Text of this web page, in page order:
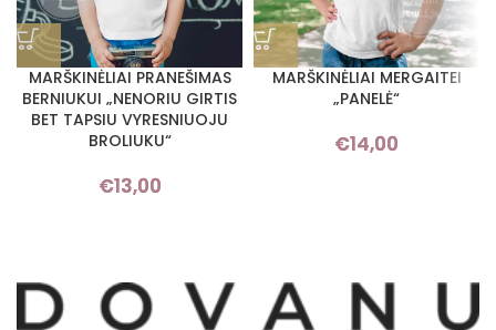
MARŠKINĖLIAI PRANEŠIMAS
BERNIUKUI „NENORIU GIRTIS
BET TAPSIU VYRESNIUOJU
BROLIUKU“
€13,00
MARŠKINĖLIAI MERGAITEI
„PANELĖ“
€14,00